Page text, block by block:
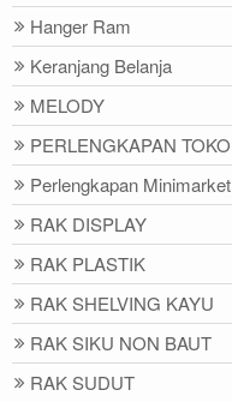
Hanger Ram
Keranjang Belanja
MELODY
PERLENGKAPAN TOKO
Perlengkapan Minimarket
RAK DISPLAY
RAK PLASTIK
RAK SHELVING KAYU
RAK SIKU NON BAUT
RAK SUDUT